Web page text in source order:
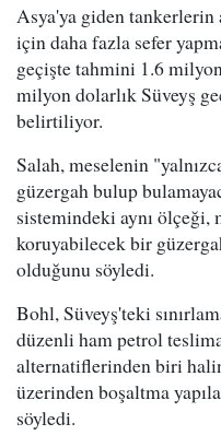
Asya'ya giden tankerlerin
için daha fazla sefer
geçişte tahmini 1.6
milyon dolarlık Süveyş
belirtiliyor.
Salah, meselenin
güzergah bulup
sistemindeki aynı
koruyabilecek bir
olduğunu söyledi.
Bohl, Süveyş'teki
düzenli ham petrol
alternatiflerinden biri
üzerinden boşaltma
söyledi.